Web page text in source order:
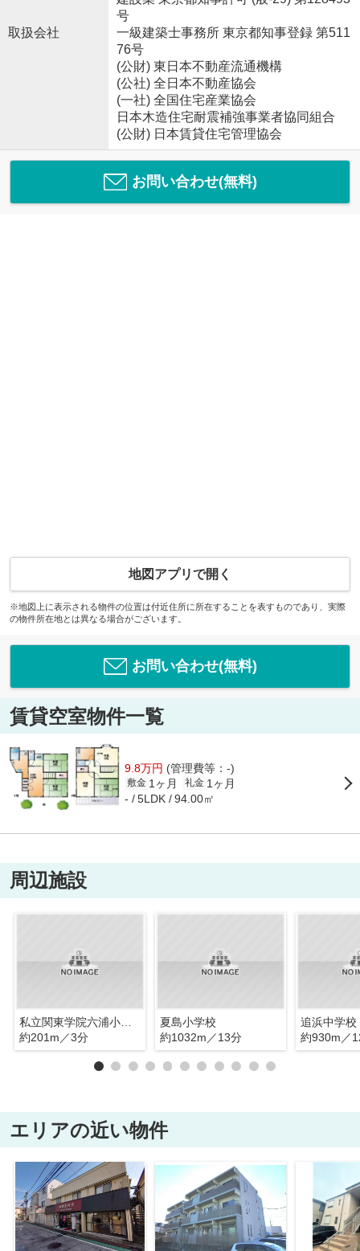
取扱会社
号
一級建築士事務所 東京都知事登録 第511
76号
(公財) 東日本不動産流通機構
(公社) 全日本不動産協会
(一社) 全国住宅産業協会
日本木造住宅耐震補強事業者協同組合
(公財) 日本賃貸住宅管理協会
お問い合わせ(無料)
地図アプリで開く
※地図上に表示される物件の位置は付近住所に所在することを表すものであり、実際
の物件所在地とは異なる場合がございます。
お問い合わせ(無料)
賃貸空室物件一覧
9.8万円 (管理費等：-)
敷金 1ヶ月 礼金 1ヶ月
- 5LDK 94.00㎡
周辺施設
私立関東学院六浦小学校
約201m／3分
夏島小学校
約1032m／13分
追浜中学校
約930m／
エリアの近い物件